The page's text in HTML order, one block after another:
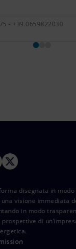
- +39.0659822030
disegnata in
visione immediata
in modo
prospettive di